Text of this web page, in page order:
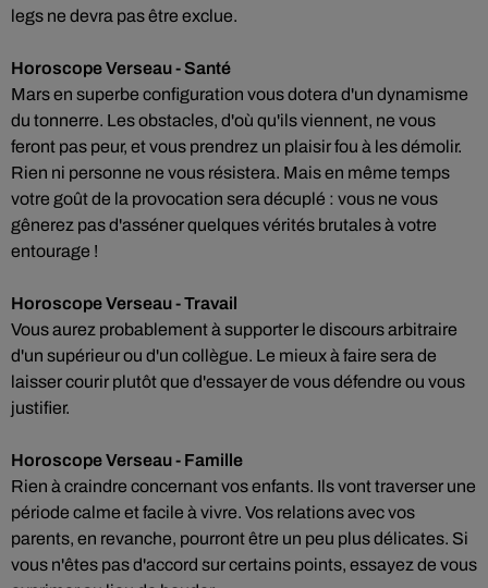
legs ne devra pas être exclue.
Horoscope Verseau - Santé
Mars en superbe configuration vous dotera d'un dynamisme
du tonnerre. Les obstacles, d'où qu'ils viennent, ne vous
feront pas peur, et vous prendrez un plaisir fou à les démolir.
Rien ni personne ne vous résistera. Mais en même temps
votre goût de la provocation sera décuplé : vous ne vous
gênerez pas d'asséner quelques vérités brutales à votre
entourage !
Horoscope Verseau - Travail
Vous aurez probablement à supporter le discours arbitraire
d'un supérieur ou d'un collègue. Le mieux à faire sera de
laisser courir plutôt que d'essayer de vous défendre ou vous
justifier.
Horoscope Verseau - Famille
Rien à craindre concernant vos enfants. Ils vont traverser une
période calme et facile à vivre. Vos relations avec vos
parents, en revanche, pourront être un peu plus délicates. Si
vous n'êtes pas d'accord sur certains points, essayez de vous